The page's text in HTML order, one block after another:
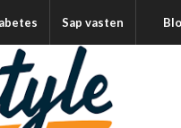
Sap vasten